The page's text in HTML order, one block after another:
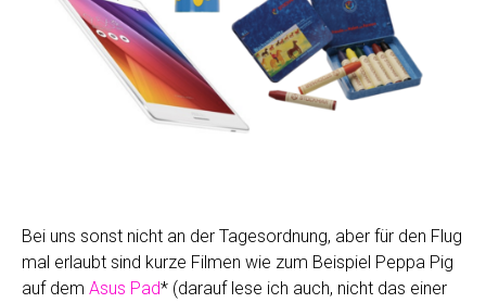
Bei uns sonst nicht an der Tagesordnung, aber für den Flug
mal erlaubt sind kurze Filmen wie zum Beispiel Peppa Pig
auf dem Asus Pad* (darauf lese ich auch, nicht das einer